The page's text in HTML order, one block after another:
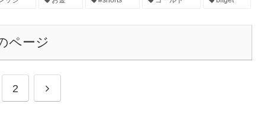
ページ
2